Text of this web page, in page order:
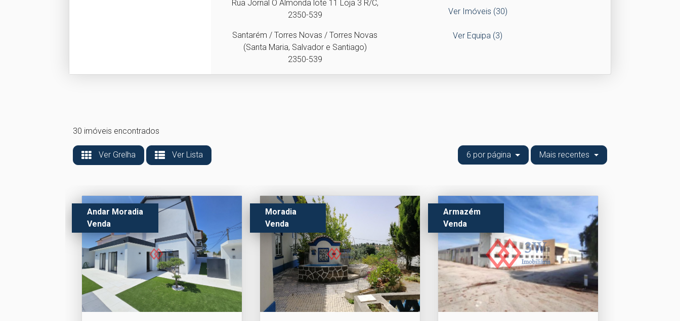
Rua Jornal O Almonda lote 11 Loja 3 R/C,
2350-539
Santarém / Torres Novas / Torres Novas
(Santa Maria, Salvador e Santiago)
2350-539
Ver Imóveis (30)
Ver Equipa (3)
30 imóveis encontrados
Ver Grelha Ver Lista 6 por página Mais recentes
Andar Moradia
Venda
Moradia
Venda
Armazém
Venda